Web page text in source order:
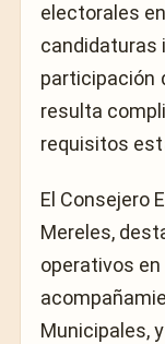
electorales
candidaturas
participación
resulta
requisitos
El Consejero
Mereles,
operativos
Municipales,